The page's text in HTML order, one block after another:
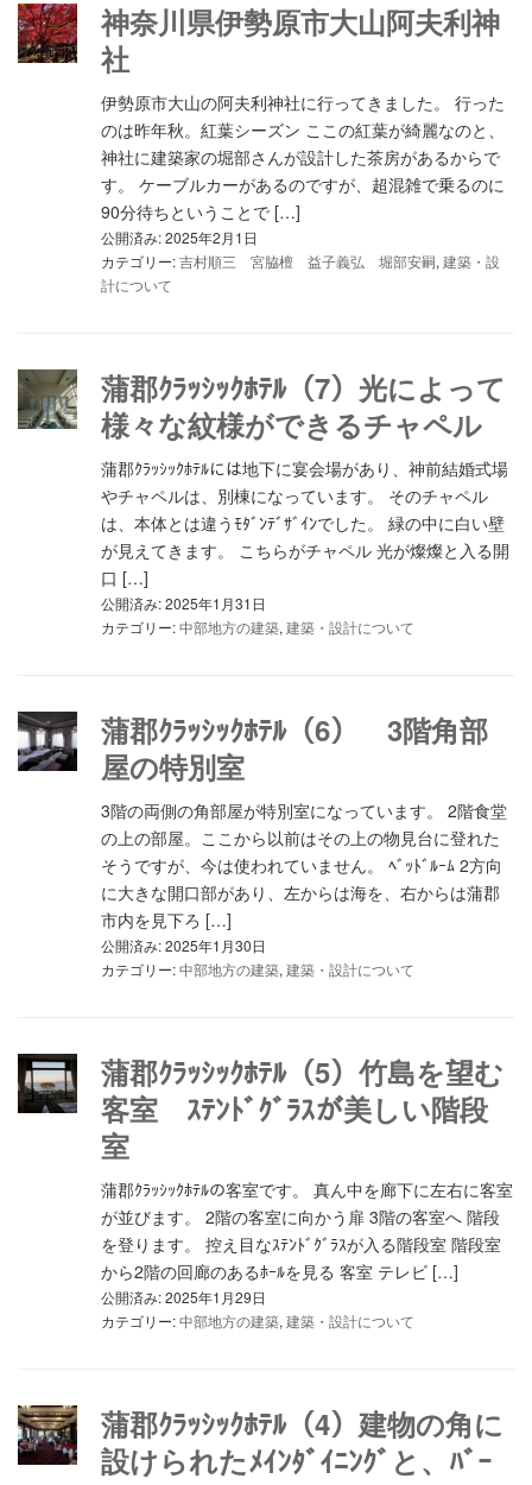
神奈川県伊勢原市大山阿夫利神
社
伊勢原市大山の阿夫利神社に行ってきました。 行った
のは昨年秋。紅葉シーズン ここの紅葉が綺麗なのと、
神社に建築家の堀部さんが設計した茶房があるからで
す。 ケーブルカーがあるのですが、超混雑で乗るのに
90分待ちということで […]
公開済み: 2025年2月1日
カテゴリー:吉村順三 宮脇檀 益子義弘 堀部安嗣, 建築・設
計について
蒲郡ｸﾗｯｼｯｸﾎﾃﾙ（7）光によって
様々な紋様ができるチャペル
蒲郡ｸﾗｯｼｯｸﾎﾃﾙには地下に宴会場があり、神前結婚式場
やチャペルは、別棟になっています。 そのチャペル
は、本体とは違うﾓﾀﾞﾝﾃﾞｻﾞｲﾝでした。 緑の中に白い壁
が見えてきます。 こちらがチャペル 光が燦燦と入る開
口 […]
公開済み: 2025年1月31日
カテゴリー:中部地方の建築, 建築・設計について
蒲郡ｸﾗｯｼｯｸﾎﾃﾙ（6） 3階角部
屋の特別室
3階の両側の角部屋が特別室になっています。 2階食堂
の上の部屋。ここから以前はその上の物見台に登れた
そうですが、今は使われていません。 ﾍﾞｯﾄﾞﾙｰﾑ 2方向
に大きな開口部があり、左からは海を、右からは蒲郡
市内を見下ろ […]
公開済み: 2025年1月30日
カテゴリー:中部地方の建築, 建築・設計について
蒲郡ｸﾗｯｼｯｸﾎﾃﾙ（5）竹島を望む
客室 ｽﾃﾝﾄﾞｸﾞﾗｽが美しい階段
室
蒲郡ｸﾗｯｼｯｸﾎﾃﾙの客室です。 真ん中を廊下に左右に客室
が並びます。 2階の客室に向かう扉 3階の客室へ 階段
を登ります。 控え目なｽﾃﾝﾄﾞｸﾞﾗｽが入る階段室 階段室
から2階の回廊のあるﾎｰﾙを見る 客室 テレビ […]
公開済み: 2025年1月29日
カテゴリー:中部地方の建築, 建築・設計について
蒲郡ｸﾗｯｼｯｸﾎﾃﾙ（4）建物の角に
設けられたﾒｲﾝﾀﾞｲﾆﾝｸﾞと、ﾊﾞｰ